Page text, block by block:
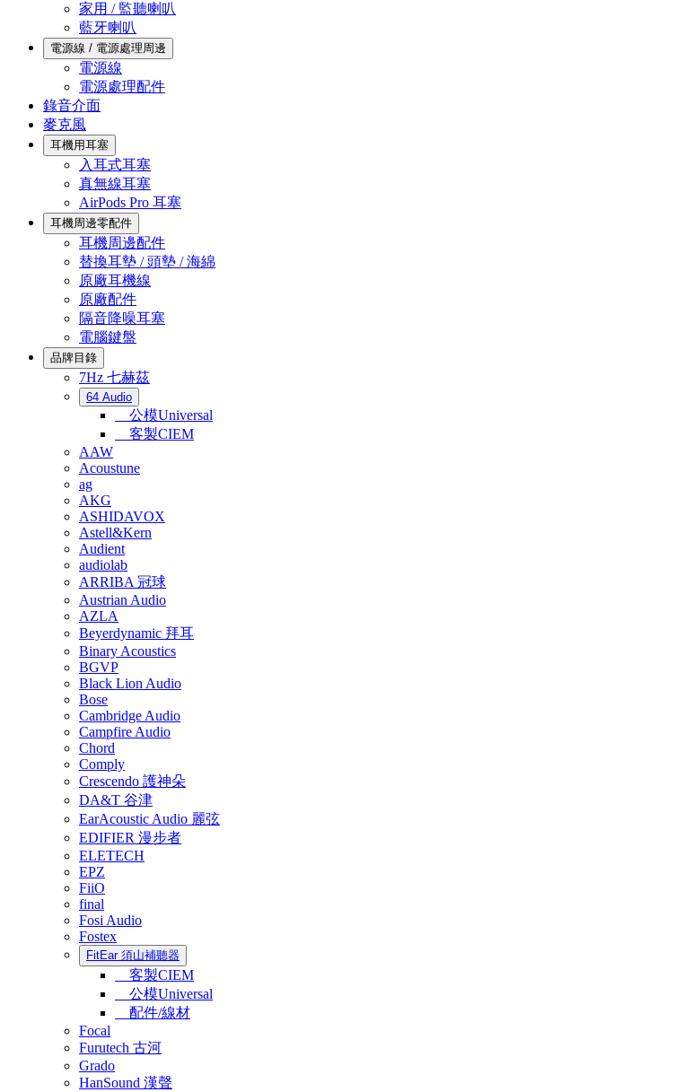
家用 / 監聽喇叭
藍牙喇叭
電源線 / 電源處理周邊
電源線
電源處理配件
錄音介面
麥克風
耳機用耳塞
入耳式耳塞
真無線耳塞
AirPods Pro 耳塞
耳機周邊零配件
耳機周邊配件
替換耳墊 / 頭墊 / 海綿
原廠耳機線
原廠配件
隔音降噪耳塞
電腦鍵盤
品牌目錄
7Hz 七赫茲
64 Audio
公模Universal
客製CIEM
AAW
Acoustune
ag
AKG
ASHIDAVOX
Astell&Kern
Audient
audiolab
ARRIBA 冠球
Austrian Audio
AZLA
Beyerdynamic 拜耳
Binary Acoustics
BGVP
Black Lion Audio
Bose
Cambridge Audio
Campfire Audio
Chord
Comply
Crescendo 護神朵
DA&T 谷津
EarAcoustic Audio 麗弦
EDIFIER 漫步者
ELETECH
EPZ
FiiO
final
Fosi Audio
Fostex
FitEar 須山補聽器
客製CIEM
公模Universal
配件/線材
Focal
Furutech 古河
Grado
HanSound 漢聲